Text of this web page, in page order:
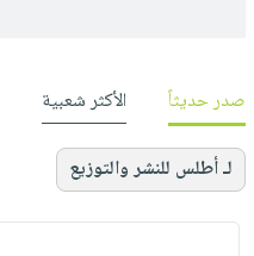
صدر حديثاً الأكثر شعبية
لـ أطلس للنشر والتوزيع